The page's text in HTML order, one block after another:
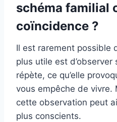
schéma familial
coïncidence ?
Il est rarement possible
plus utile est
répète, ce qu’elle
vous empêche de vivre.
cette observation peut
plus conscients.